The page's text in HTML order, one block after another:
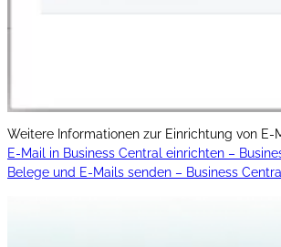
Weitere Informationen zur Einrichtung von
E-Mail in Business Central einrichten –
Belege und E-Mails senden – Business